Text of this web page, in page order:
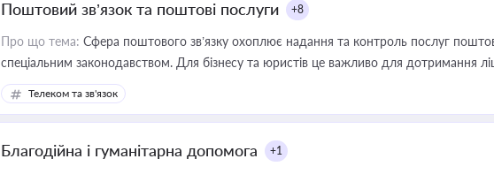
Поштовий зв’язок та поштові послуги +8
Про що тема: Сфера поштового зв’язку охоплює надання та контроль послуг
спеціальним законодавством. Для бізнесу та юристів це важливо для дотримання
реєстрах і забезпечення прав споживачів.
Телеком та зв'язок
Благодійна і гуманітарна допомога +1